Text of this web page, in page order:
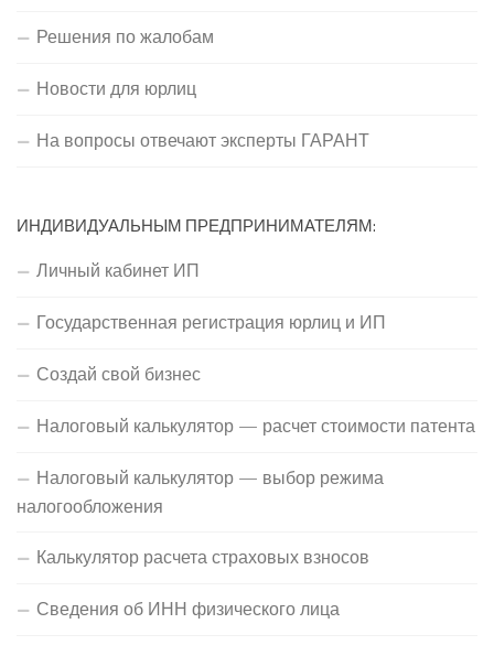
Решения по жалобам
Новости для юрлиц
На вопросы отвечают эксперты ГАРАНТ
ИНДИВИДУАЛЬНЫМ ПРЕДПРИНИМАТЕЛЯМ:
Личный кабинет ИП
Государственная регистрация юрлиц и ИП
Создай свой бизнес
Налоговый калькулятор — расчет стоимости патента
Налоговый калькулятор — выбор режима
налогообложения
Калькулятор расчета страховых взносов
Сведения об ИНН физического лица